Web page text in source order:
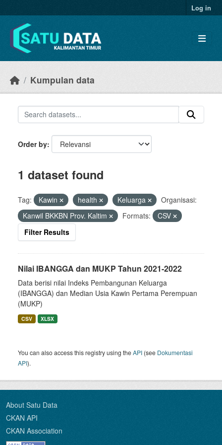
Log in
Kumpulan data
Order by
1 dataset found
Tag: Kawin health Keluarga
Organisasi:
Kanwil BKKBN Prov. Kaltim
Formats:
CSV
Filter Results
Nilai IBANGGA dan MUKP Tahun 2021-2022
Data berisi nilai Indeks Pembangunan Keluarga
(IBANGGA) dan Median Usia Kawin Pertama Perempuan
(MUKP)
CSV XLSX
You can also access this registry using theAPI (see Dokumentasi
API).
About Satu Data
CKAN API
CKAN Association